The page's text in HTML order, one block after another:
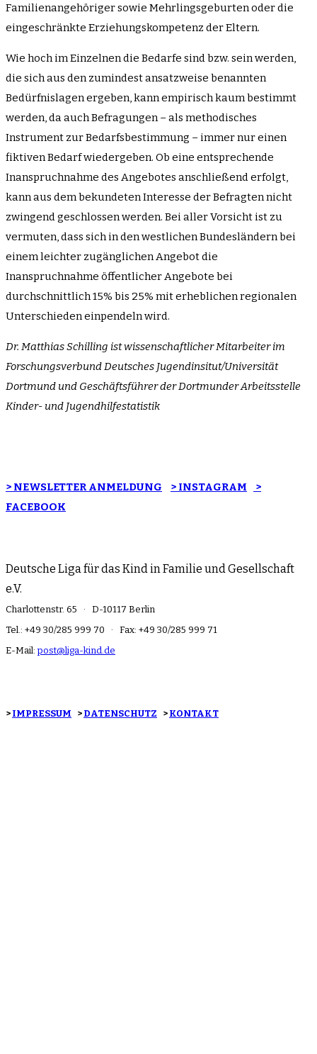
Familienangehöriger sowie Mehrlingsgeburten oder die
eingeschränkte Erziehungskompetenz der Eltern.
Wie hoch im Einzelnen die Bedarfe sind bzw. sein werden,
die sich aus den zumindest ansatzweise benannten
Bedürfnislagen ergeben, kann empirisch kaum bestimmt
werden, da auch Befragungen – als methodisches
Instrument zur Bedarfsbestimmung – immer nur einen
fiktiven Bedarf wiedergeben. Ob eine entsprechende
Inanspruchnahme des Angebotes anschließend erfolgt,
kann aus dem bekundeten Interesse der Befragten nicht
zwingend geschlossen werden. Bei aller Vorsicht ist zu
vermuten, dass sich in den westlichen Bundesländern bei
einem leichter zugänglichen Angebot die
Inanspruchnahme öffentlicher Angebote bei
durchschnittlich 15% bis 25% mit erheblichen regionalen
Unterschieden einpendeln wird.
Dr. Matthias Schilling ist wissenschaftlicher Mitarbeiter im
Forschungsverbund Deutsches Jugendinsitut/Universität
Dortmund und Geschäftsführer der Dortmunder Arbeitsstelle
Kinder- und Jugendhilfestatistik
> NEWSLETTER ANMELDUNG > INSTAGRAM
>
FACEBOOK
Deutsche Liga für das Kind in Familie und Gesellschaft
e.V.
Charlottenstr. 65 · D-10117 Berlin
Tel.: +49 30/285 999 70 · Fax: +49 30/285 999 71
E-Mail:post@liga-kind.de
> IMPRESSUM > DATENSCHUTZ > KONTAKT